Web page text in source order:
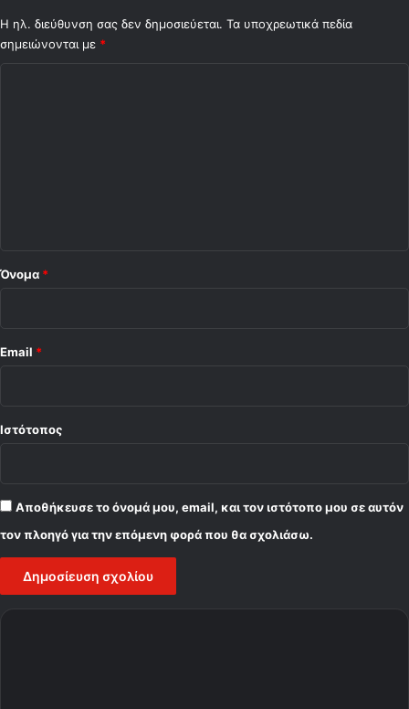
Η ηλ. διεύθυνση σας δεν δημοσιεύεται. Τα υποχρεωτικά πεδία
σημειώνονται με *
Όνομα *
Email *
Ιστότοπος
Αποθήκευσε το όνομά μου, email, και τον ιστότοπο μου σε αυτόν
τον πλοηγό για την επόμενη φορά που θα σχολιάσω.